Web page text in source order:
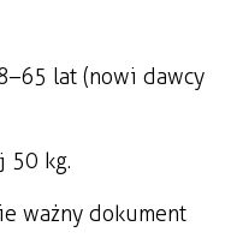
lat (nowi dawcy
50 kg.
ważny dokument